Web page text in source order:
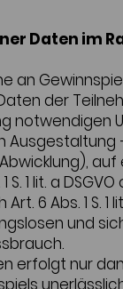
Daten im
an
der
notwendigen
Ausgestaltung
Abwicklung),
1 lit. a
6 Abs. 1 S. 1
und
erfolgt nur